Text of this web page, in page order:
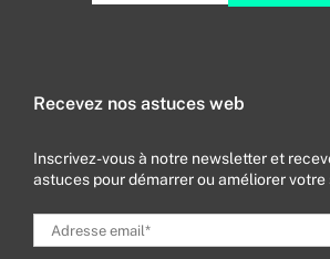
Recevez nos astuces web
Inscrivez-vous à notre newsletter et
astuces pour démarrer ou améliorer votre